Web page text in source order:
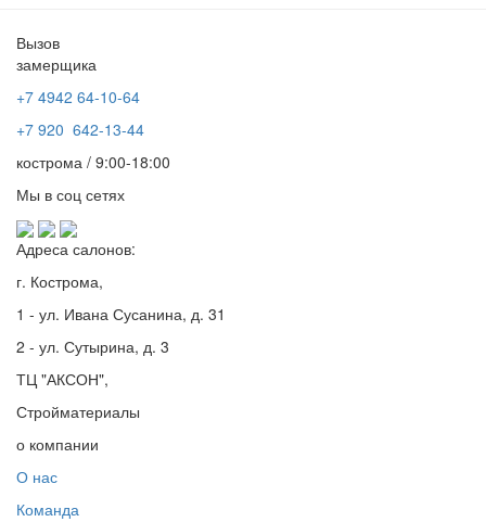
Вызов
замерщика
+7 4942 64-10-64
+7 920 642-13-44
кострома / 9:00-18:00
Мы в соц сетях
Адреса салонов:
г. Кострома,
1 - ул. Ивана Сусанина, д. 31
2 - ул. Сутырина, д. 3
ТЦ "АКСОН",
Стройматериалы
о компании
О нас
Команда